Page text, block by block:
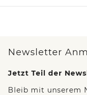
Newsletter
Jetzt Teil der
Bleib mit unserem